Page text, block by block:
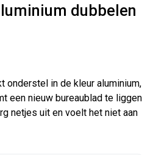
dubbelen
onderstel in de kleur aluminium,
een nieuw bureaublad te liggen
netjes uit en voelt het niet aan